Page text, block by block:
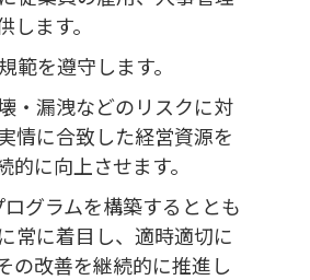
ます。
を遵守します。
・漏洩などのリスクに対
情に合致した経営資源を
に向上させます。
グラムを構築するととも
常に着目し、適時適切に
の改善を継続的に推進し